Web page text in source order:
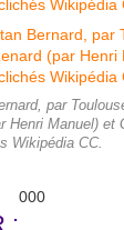
par
Manuel) et
Wikipédia CC.
000
: